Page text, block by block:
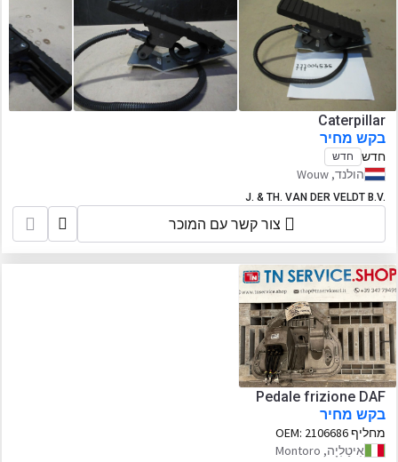
Caterpillar
בקש מחיר
חדש חדש
הולנד, Wouw
J. & TH. VAN DER VELDT B.V.
צור קשר עם המוכר
Pedale frizione DAF
בקש מחיר
מחליף OEM: 2106686
אִיטַלִיָה, Montoro